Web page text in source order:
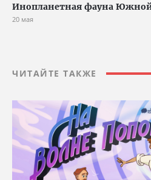
Инопланетная фауна
20 мая
ЧИТАЙТЕ ТАКЖЕ